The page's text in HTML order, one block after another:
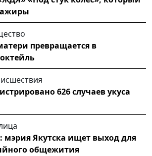
превращается в
626 случаев укуса
мэрия Якутска ищет выход для
общежития